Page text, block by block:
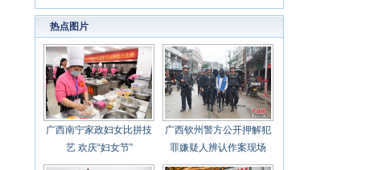
破肚”
热点图片
广西南宁家政妇女比拼技
艺 欢庆“妇女节”
广西钦州警方公开押解犯
罪嫌疑人辨认作案现场